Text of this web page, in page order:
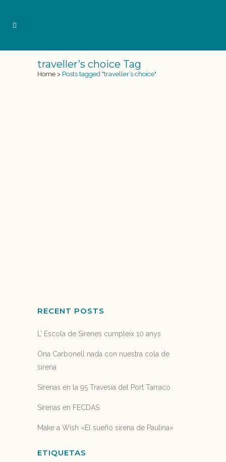
traveller’s choice Tag
Home > Posts tagged "traveller’s choice"
RECENT POSTS
L’ Escola de Sirenes cumpleix 10 anys
Ona Carbonell nada con nuestra cola de
sirena
Sirenas en la 95 Travesía del Port Tarraco
Sirenas en FECDAS
Make a Wish «El sueño sirena de Paulina»
ETIQUETAS